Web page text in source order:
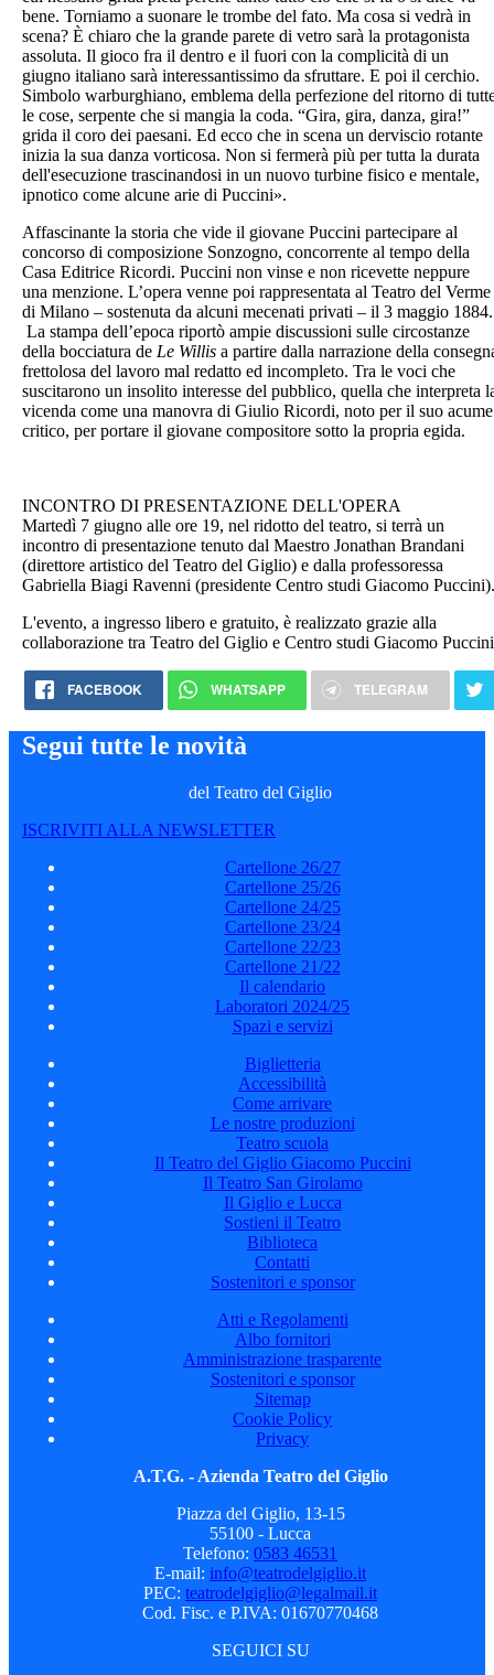
bene. Torniamo a suonare le trombe del fato. Ma cosa si vedrà in
scena? È chiaro che la grande parete di vetro sarà la protagonista
assoluta. Il gioco fra il dentro e il fuori con la complicità di un
giugno italiano sarà interessantissimo da sfruttare. E poi il cerchio.
Simbolo warburghiano, emblema della perfezione del ritorno di
le cose, serpente che si mangia la coda. “Gira, gira, danza, gira!”
grida il coro dei paesani. Ed ecco che in scena un derviscio rotante
inizia la sua danza vorticosa. Non si fermerà più per tutta la durata
dell'esecuzione trascinandosi in un nuovo turbine fisico e mentale,
ipnotico come alcune arie di Puccini».
Affascinante la storia che vide il giovane Puccini partecipare al
concorso di composizione Sonzogno, concorrente al tempo della
Casa Editrice Ricordi. Puccini non vinse e non ricevette neppure
una menzione. L’opera venne poi rappresentata al Teatro del Verme
di Milano – sostenuta da alcuni mecenati privati – il 3 maggio 1884.
La stampa dell’epoca riportò ampie discussioni sulle circostanze
della bocciatura de Le Willis a partire dalla narrazione della
frettolosa del lavoro mal redatto ed incompleto. Tra le voci che
suscitarono un insolito interesse del pubblico, quella che interpreta
vicenda come una manovra di Giulio Ricordi, noto per il suo acume
critico, per portare il giovane compositore sotto la propria egida.
INCONTRO DI PRESENTAZIONE DELL'OPERA
Martedì 7 giugno alle ore 19, nel ridotto del teatro, si terrà un
incontro di presentazione tenuto dal Maestro Jonathan Brandani
(direttore artistico del Teatro del Giglio) e dalla professoressa
Gabriella Biagi Ravenni (presidente Centro studi Giacomo Puccini).
L'evento, a ingresso libero e gratuito, è realizzato grazie alla
collaborazione tra Teatro del Giglio e Centro studi Giacomo
FACEBOOK WHATSAPP TELEGRAM
Segui tutte le novità
del Teatro del Giglio
ISCRIVITI ALLA NEWSLETTER
Cartellone 26/27
Cartellone 25/26
Cartellone 24/25
Cartellone 23/24
Cartellone 22/23
Cartellone 21/22
Il calendario
Laboratori 2024/25
Spazi e servizi
Biglietteria
Accessibilità
Come arrivare
Le nostre produzioni
Teatro scuola
Il Teatro del Giglio Giacomo Puccini
Il Teatro San Girolamo
Il Giglio e Lucca
Sostieni il Teatro
Biblioteca
Contatti
Sostenitori e sponsor
Atti e Regolamenti
Albo fornitori
Amministrazione trasparente
Sostenitori e sponsor
Sitemap
Cookie Policy
Privacy
A.T.G. - Azienda Teatro del Giglio
Piazza del Giglio, 13-15
55100 - Lucca
Telefono: 0583 46531
E-mail: info@teatrodelgiglio.it
PEC: teatrodelgiglio@legalmail.it
Cod. Fisc. e P.IVA: 01670770468
SEGUICI SU